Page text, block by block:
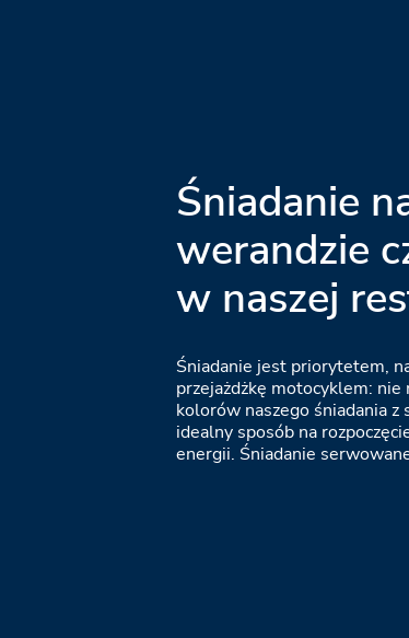
Śniadanie
werandzie
w naszej
Śniadanie jest priorytetem,
przejażdżkę motocyklem: nie
kolorów naszego śniadania
idealny sposób na
energii. Śniadanie